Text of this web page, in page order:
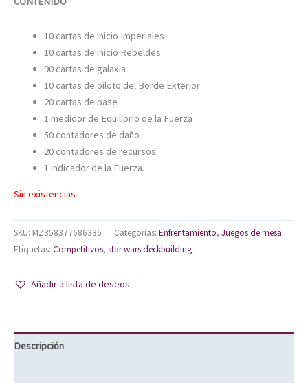
10 cartas de inicio Imperiales
10 cartas de inicio Rebeldes
90 cartas de galaxia
10 cartas de piloto del Borde Exterior
20 cartas de base
1 medidor de Equilibrio de la Fuerza
50 contadores de daño
20 contadores de recursos
1 indicador de la Fuerza.
Sin existencias
SKU: MZ358377686336 Categorías: Enfrentamiento, Juegos de mesa
Etiquetas: Competitivos, star wars deckbuilding
Añadir a lista de deseos
Descripción